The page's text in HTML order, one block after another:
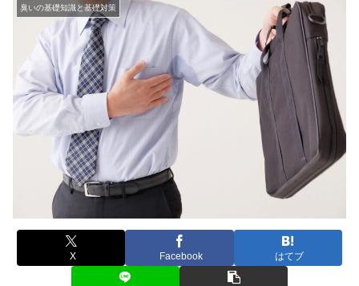
臭いの基礎知識と基礎対策
X Facebook はてブ